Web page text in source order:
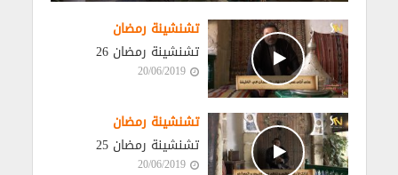
تشنشينة رمضان
تشنشينة رمضان 26
20/06/2019
تشنشينة رمضان
تشنشينة رمضان 25
20/06/2019